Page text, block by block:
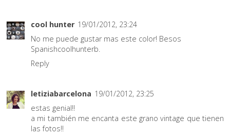
cool hunter 19/01/2012, 23:24
No me puede gustar mas este color! Besos
Spanishcoolhunterb.
Reply
letiziabarcelona 19/01/2012, 23:25
estas genial!!
a mi también me encanta este grano vintage que tienen
las fotos!!